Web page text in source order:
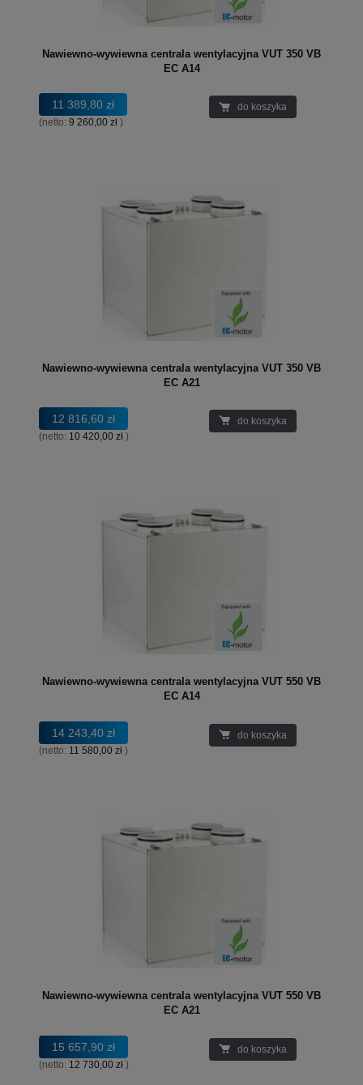
Nawiewno-wywiewna centrala wentylacyjna VUT 350 VB
EC A14
11 389,80 zł
(netto: 9 260,00 zł )
do koszyka
Nawiewno-wywiewna centrala wentylacyjna VUT 350 VB
EC A21
12 816,60 zł
(netto: 10 420,00 zł )
do koszyka
Nawiewno-wywiewna centrala wentylacyjna VUT 550 VB
EC A14
14 243,40 zł
(netto: 11 580,00 zł )
do koszyka
Nawiewno-wywiewna centrala wentylacyjna VUT 550 VB
EC A21
15 657,90 zł
(netto: 12 730,00 zł )
do koszyka